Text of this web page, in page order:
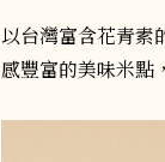
以台灣富含花青素
感豐富的美味米點